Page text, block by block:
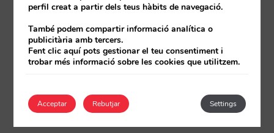
Com es posicionen al rànquing de resultats de
trivago
La freqüència dels canvis de comissions i
L’activació de campanyes
perfil creat a partir dels teus hàbits de navegació.
També podem compartir informació analítica o
publicitària amb tercers.
Fent clic aquí pots gestionar el teu consentiment i
trobar més informació sobre les cookies que utilitzem.
Acceptar Settings
Rebutjar